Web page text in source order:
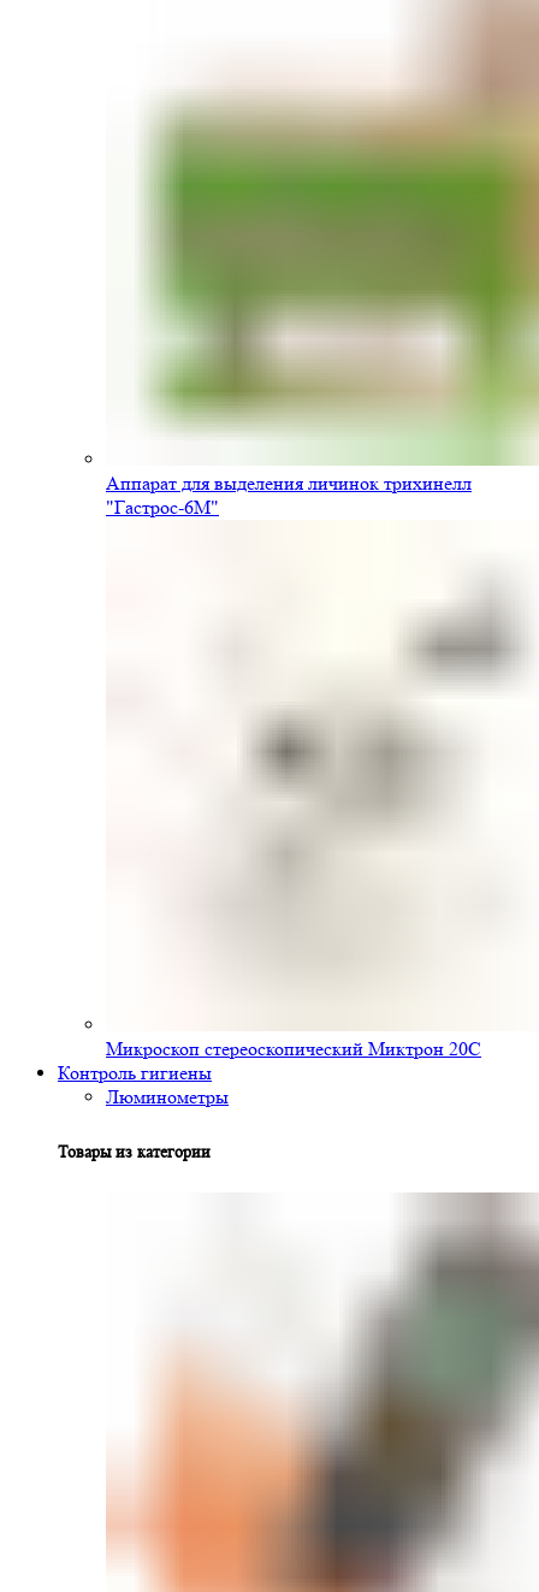
Аппарат для выделения личинок трихинелл
"Гастрос-6М"
Микроскоп стереоскопический Миктрон 20С
Контроль гигиены
Люминометры
Товары из категории